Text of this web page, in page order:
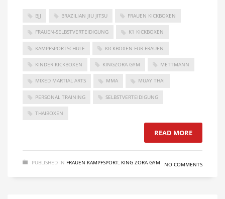
BJJ BRAZILIAN JIU JITSU FRAUEN KICKBOXEN
FRAUEN-SELBSTVERTEIDIGUNG K1 KICKBOXEN
KAMPFSPORTSCHULE KICKBOXEN FÜR FRAUEN
KINDER KICKBOXEN KINGZORA GYM METTMANN
MIXED MARTIAL ARTS MMA MUAY THAI
PERSONAL TRAINING SELBSTVERTEIDIGUNG
THAIBOXEN
READ MORE
PUBLISHED IN FRAUEN KAMPFSPORT, KING ZORA GYM NO COMMENTS